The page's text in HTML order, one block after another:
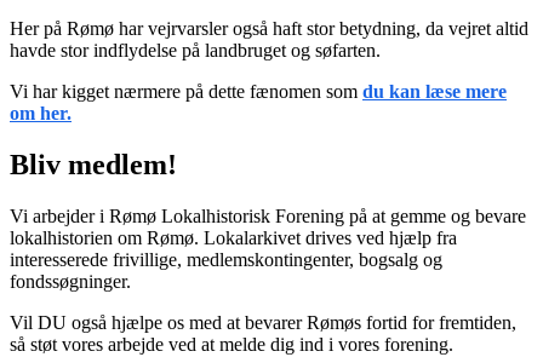
Her på Rømø har vejrvarsler også haft stor betydning, da vejret altid
havde stor indflydelse på landbruget og søfarten.
Vi har kigget nærmere på dette fænomen som du kan læse mere
om her.
Bliv medlem!
Vi arbejder i Rømø Lokalhistorisk Forening på at gemme og bevare
lokalhistorien om Rømø. Lokalarkivet drives ved hjælp fra
interesserede frivillige, medlemskontingenter, bogsalg og
fondssøgninger.
Vil DU også hjælpe os med at bevarer Rømøs fortid for fremtiden,
så støt vores arbejde ved at melde dig ind i vores forening.